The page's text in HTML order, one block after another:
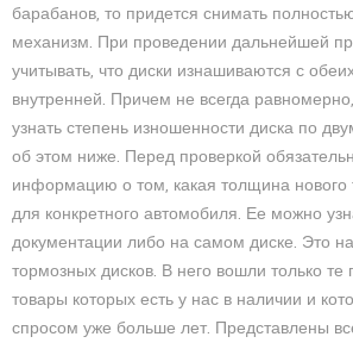
барабанов, то придется снимать
механизм. При проведении дальнейшей
учитывать, что диски изнашиваются с
внутренней. Причем не всегда
узнать степень изношенности диска по
об этом ниже. Перед проверкой
информацию о том, какая толщина нового
для конкретного автомобиля. Ее можно
документации либо на самом диске. Это
тормозных дисков. В него вошли только те
товары которых есть у нас в наличии и
спросом уже больше лет. Представлены